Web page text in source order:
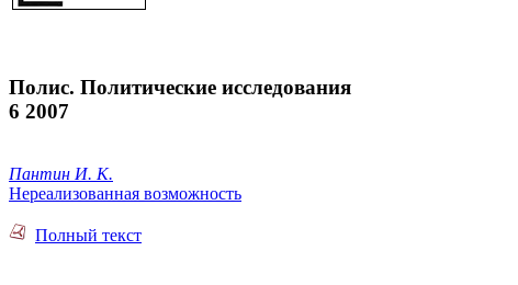
Полис. Политические исследования
6 2007
Пантин И. К.
Нереализованная возможность
Полный текст